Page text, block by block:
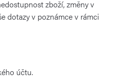
zboží, změny v
dotazy v poznámce v rámci
účtu.